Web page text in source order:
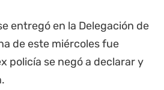
entregó en la Delegación de
de este miércoles fue
policía se negó a declarar y